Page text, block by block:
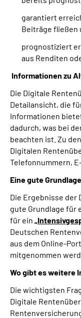
garantiert
Beiträge fließen
prognostiziert
aus Renditen
Informationen zu
Die Digitale
Detailansicht, die
Informationen
dadurch, was bei
beachten ist. Zu
Digitalen
Telefonnummern,
Eine gute
Die Ergebnisse der
gute Grundlage für
für ein
Deutschen
aus dem Online-
mitgenommen
Wo gibt es weitere
Die wichtigsten
Digitale